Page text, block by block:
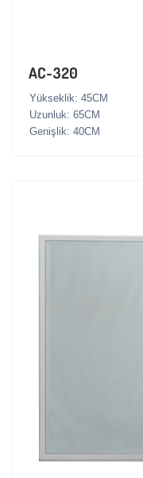
AC-320
Yükseklik: 45CM
Uzunluk: 65CM
Genişlik: 40CM